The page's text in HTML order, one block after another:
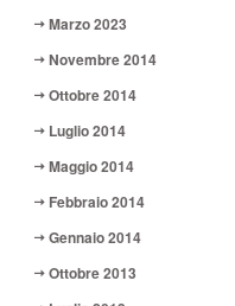
Marzo 2023
Novembre 2014
Ottobre 2014
Luglio 2014
Maggio 2014
Febbraio 2014
Gennaio 2014
Ottobre 2013